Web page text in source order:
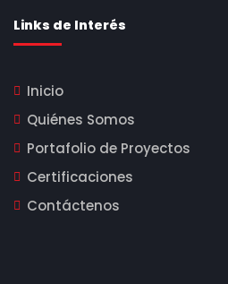
Links de Interés
Inicio
Quiénes Somos
Portafolio de Proyectos
Certificaciones
Contáctenos